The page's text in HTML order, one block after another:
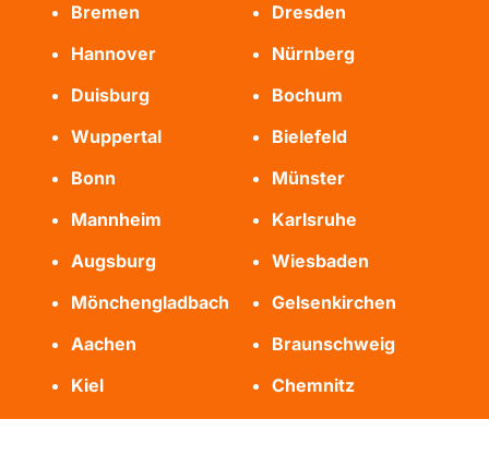
Bremen
Dresden
Hannover
Nürnberg
Duisburg
Bochum
Wuppertal
Bielefeld
Bonn
Münster
Mannheim
Karlsruhe
Augsburg
Wiesbaden
Mönchengladbach
Gelsenkirchen
Aachen
Braunschweig
Kiel
Chemnitz